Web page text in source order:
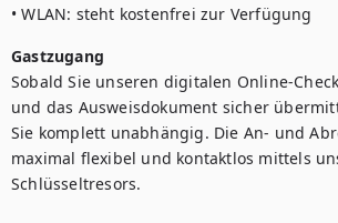
• WLAN: steht kostenfrei zur Verfügung
Gastzugang
Sobald Sie unseren digitalen Online-
und das Ausweisdokument sicher
Sie komplett unabhängig. Die An- und
maximal flexibel und kontaktlos mittels
Schlüsseltresors.